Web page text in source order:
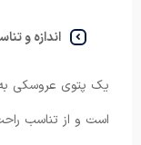
اندازه و
یک پتوی عروسکی
است و از تناسب